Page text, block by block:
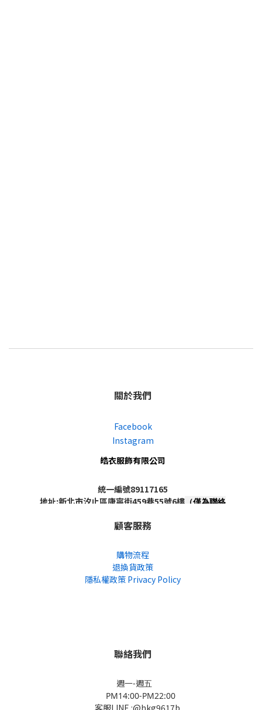
關於我們
Facebook
Instagram
皓衣服飾有限公司
統一編號89117165
地址:新北市汐止區康寧街459巷55號6樓 （僅為聯絡
顧客服務
購物流程
退換貨政策
隱私權政策 Privacy Policy
聯絡我們
週一-週五
PM14:00-PM22:00
客服LINE :@hkg9617b